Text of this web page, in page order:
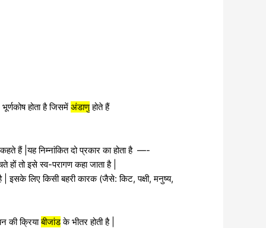
होता है जिसमें अंडाणुहोते हैं
हैं |यह निम्नांकित दो प्रकार का होता है —-
हों तो इसे स्व-परागण कहा जाता है |
है | इसके लिए किसी बहरी कारक (जैसे:किट, पक्षी, मनुष्य,
की क्रियाबीजांडके भीतर होती है |